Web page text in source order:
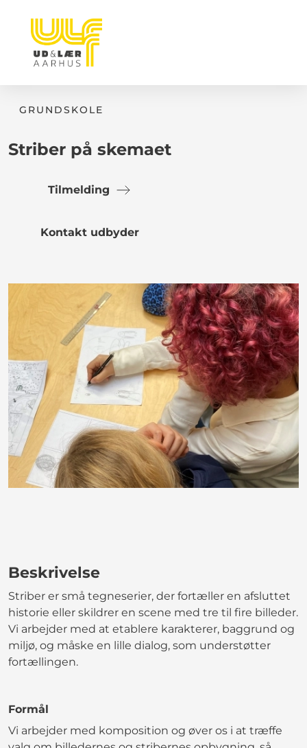
GRUNDSKOLE
Striber på skemaet
Tilmelding
Kontakt udbyder
Beskrivelse
Striber er små tegneserier, der fortæller en afsluttet
historie eller skildrer en scene med tre til fire billeder.
Vi arbejder med at etablere karakterer, baggrund og
miljø, og måske en lille dialog, som understøtter
fortællingen.
Formål
Vi arbejder med komposition og øver os i at træffe